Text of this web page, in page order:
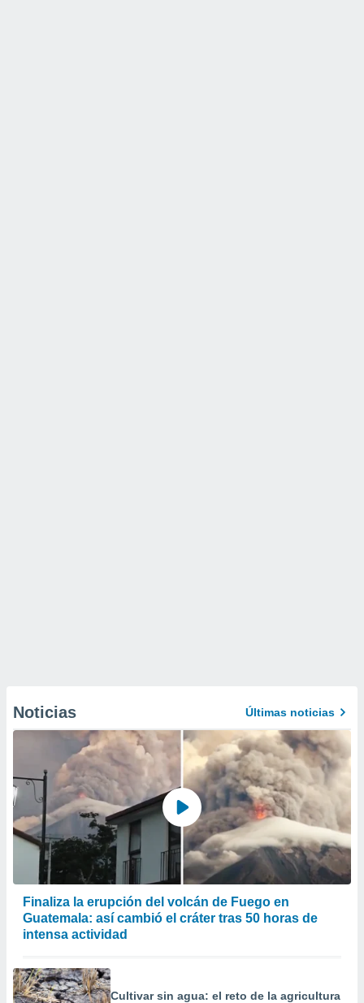
Noticias Últimas noticias
Finaliza la erupción del volcán de Fuego en
Guatemala: así cambió el cráter tras 50 horas de
intensa actividad
Cultivar sin agua: el reto de la agricultura